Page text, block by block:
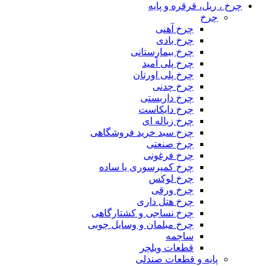
چرخ ، ریل، قرقره و پایه
چرخ
چرخ آهنی
چرخ بادی
چرخ بیمارستانی
چرخ پلی آمید
چرخ پلی اورتان
چرخ چدنی
چرخ داربستی
چرخ دایکاست
چرخ زباله ای
چرخ سبد خرید فروشگاهی
چرخ صنعتی
چرخ فرغونی
چرخ کمپرسوری یا ساده
چرخ لوکس
چرخ ورقی
چرخ هتل داری
چرخ نساجی و کشتارگاهی
چرخ مبلمان و وسایل چوبی
ساچمه
قطعات ویلچر
پایه و قطعات صندلی